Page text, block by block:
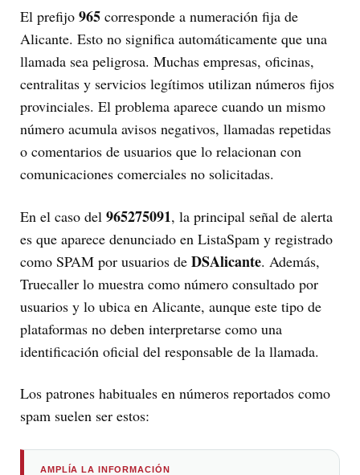
El prefijo 965 corresponde a numeración fija de
Alicante. Esto no significa automáticamente que una
llamada sea peligrosa. Muchas empresas, oficinas,
centralitas y servicios legítimos utilizan números fijos
provinciales. El problema aparece cuando un mismo
número acumula avisos negativos, llamadas repetidas
o comentarios de usuarios que lo relacionan con
comunicaciones comerciales no solicitadas.
En el caso del 965275091, la principal señal de alerta
es que aparece denunciado en ListaSpam y registrado
como SPAM por usuarios de DSAlicante. Además,
Truecaller lo muestra como número consultado por
usuarios y lo ubica en Alicante, aunque este tipo de
plataformas no deben interpretarse como una
identificación oficial del responsable de la llamada.
Los patrones habituales en números reportados como
spam suelen ser estos:
AMPLÍA LA INFORMACIÓN